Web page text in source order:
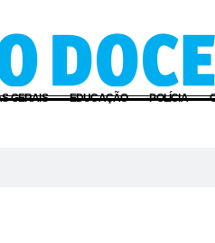
GERAIS EDUCAÇÃO POLÍCIA